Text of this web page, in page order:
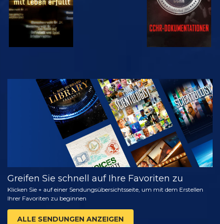
ANSEHEN
SERIE
ENTDECKEN
Greifen Sie schnell auf Ihre Favoriten zu
Klicken Sie + auf einer Sendungsübersichtsseite, um mit dem Erstellen
Ihrer Favoriten zu beginnen
ALLE SENDUNGEN ANZEIGEN